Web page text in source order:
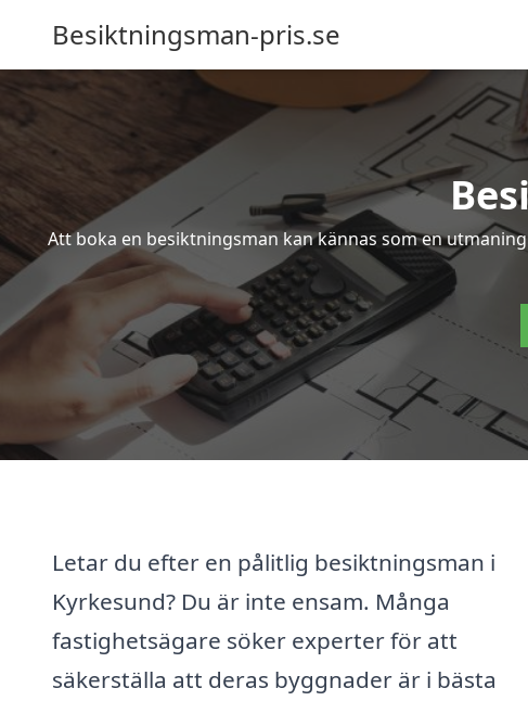
Besiktningsman-pris.se
Att boka en besiktningsman kan kännas som en
Letar du efter en pålitlig besiktningsman i
Kyrkesund? Du är inte ensam. Många
fastighetsägare söker experter för att
säkerställa att deras byggnader är i bästa